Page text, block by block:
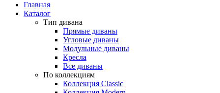
Главная
Каталог
Тип дивана
Прямые диваны
Угловые диваны
Модульные диваны
Кресла
Все диваны
По коллекциям
Коллекция Classic